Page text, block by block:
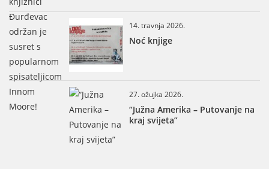
14. travnja 2026.
Noć knjige
27. ožujka 2026.
“Južna Amerika – Putovanje na
kraj svijeta”